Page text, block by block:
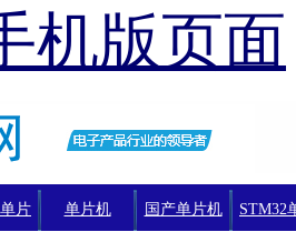
机版页面
片 单片机 国产单片机 STM32